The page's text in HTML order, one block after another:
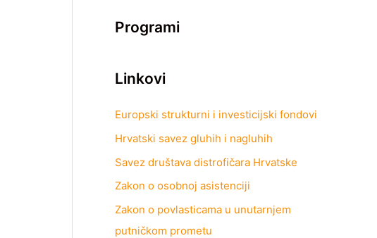
Programi
Linkovi
Europski strukturni i investicijski fondovi
Hrvatski savez gluhih i nagluhih
Savez društava distrofičara Hrvatske
Zakon o osobnoj asistenciji
Zakon o povlasticama u unutarnjem
putničkom prometu